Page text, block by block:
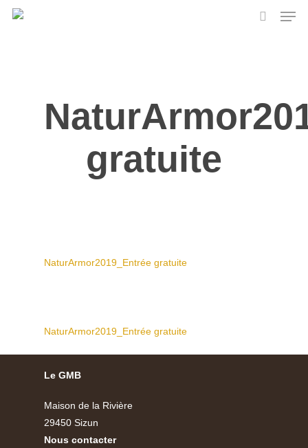
Skip
gratuite
NaturArmor2019_Entrée gratuite
NaturArmor2019_Entrée gratuite
Le GMB
Maison de la Rivière
29450 Sizun
Nous contacter